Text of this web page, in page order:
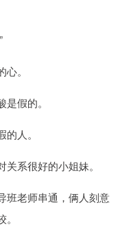
。
假的。
人。
系很好的小姐妹。
班老师串通，俩人刻意